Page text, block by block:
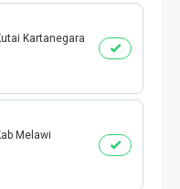
Kartanegara
Melawi